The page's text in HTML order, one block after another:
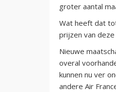
groter aantal
Wat heeft dat
prijzen van
Nieuwe
overal
kunnen nu ver
andere Air